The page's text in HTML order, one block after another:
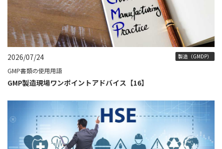
2026/07/24 製造（GMDP）
GMP書類の使用用語
GMP製造現場ワンポイントアドバイス【16】